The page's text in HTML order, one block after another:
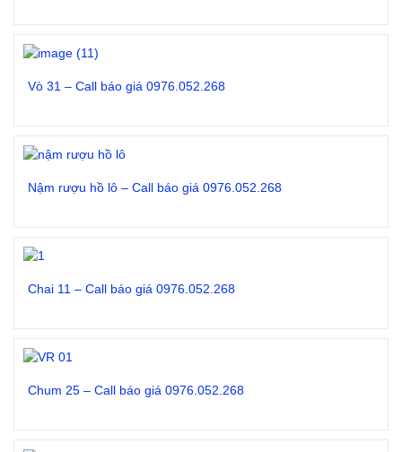
Vò 31 – Call báo giá 0976.052.268
Nậm rượu hồ lô – Call báo giá 0976.052.268
Chai 11 – Call báo giá 0976.052.268
Chum 25 – Call báo giá 0976.052.268